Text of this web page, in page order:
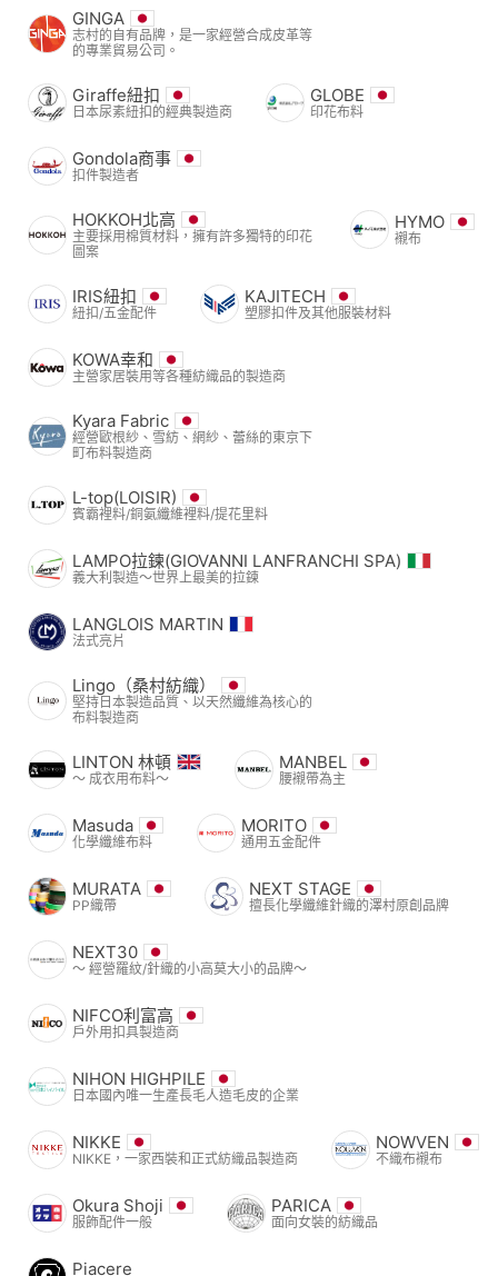
GINGA
志村的自有品牌，是一家經營合成皮革等
的專業貿易公司。
Giraffe紐扣
日本尿素紐扣的經典製造商
GLOBE
印花布料
Gondola商事
扣件製造者
HOKKOH北高
主要採用棉質材料，擁有許多獨特的印花
圖案
HYMO
襯布
IRIS紐扣
紐扣/五金配件
KAJITECH
塑膠扣件及其他服裝材料
KOWA幸和
主營家居裝用等各種紡織品的製造商
Kyara Fabric
經營歐根紗、雪紡、網紗、蕾絲的東京下
町布料製造商
L-top(LOISIR)
賓霸裡料/銅氨纖維裡料/提花里料
LAMPO拉鍊(GIOVANNI LANFRANCHI SPA)
義大利製造～世界上最美的拉鍊
LANGLOIS MARTIN
法式亮片
Lingo（桑村紡織）
堅持日本製造品質、以天然纖維為核心的
布料製造商
LINTON 林頓
〜 成衣用布料〜
MANBEL
腰襯帶為主
Masuda
化學纖維布料
MORITO
通用五金配件
MURATA
PP織帶
NEXT STAGE
擅長化學纖維針織的澤村原創品牌
NEXT30
〜 經營羅紋/針織的小高莫大小的品牌〜
NIFCO利富高
戶外用扣具製造商
NIHON HIGHPILE
日本國內唯一生產長毛人造毛皮的企業
NIKKE
NIKKE，一家西裝和正式紡織品製造商
NOWVEN
不織布襯布
Okura Shoji
服飾配件一般
PARICA
面向女裝的紡織品
Piacere